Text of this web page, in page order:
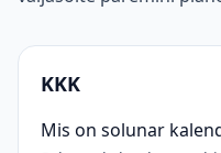
KKK
Mis on solunar